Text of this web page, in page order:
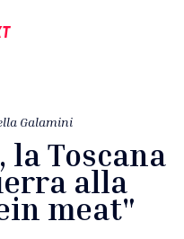
Galamini
la Toscana
alla
meat"